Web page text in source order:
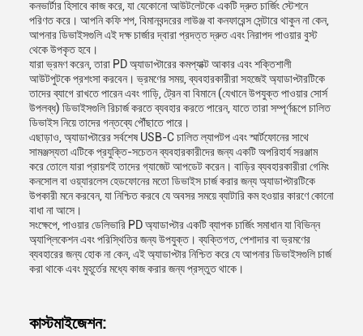
কনভার্টার হিসাবে কাজ করে, যা যেকোনো আউটলেটকে একটি দ্রুত চার্জিং স্টেশনে
পরিণত করে। আপনি কফি শপ, বিমানবন্দরের লাউঞ্জ বা কনফারেন্স সেন্টারে থাকুন না কেন,
আপনার ডিভাইসগুলি এই দক্ষ চার্জার দ্বারা প্রদত্ত দ্রুত এবং নিরাপদ পাওয়ার বুস্ট
থেকে উপকৃত হবে।
যারা ভ্রমণ করেন, তারা PD অ্যাডাপ্টারের কমপ্যাক্ট আকার এবং শক্তিশালী
আউটপুটকে প্রশংসা করবেন। ভ্রমণের সময়, ব্যবহারকারীরা সহজেই অ্যাডাপ্টারটিকে
তাদের ব্যাগে রাখতে পারেন এবং গাড়ি, ট্রেন বা বিমানে (যেখানে উপযুক্ত পাওয়ার সোর্স
উপলব্ধ) ডিভাইসগুলি রিচার্জ করতে ব্যবহার করতে পারেন, যাতে তারা সম্পূর্ণরূপে চালিত
ডিভাইস নিয়ে তাদের গন্তব্যে পৌঁছাতে পারে।
এছাড়াও, অ্যাডাপ্টারের সর্বশেষ USB-C চালিত ল্যাপটপ এবং স্মার্টফোনের সাথে
সামঞ্জস্যতা এটিকে প্রযুক্তি-সচেতন ব্যবহারকারীদের জন্য একটি অপরিহার্য সরঞ্জাম
করে তোলে যারা প্রায়শই তাদের গ্যাজেট আপডেট করেন। বাড়ির ব্যবহারকারীরা গেমিং
কনসোল বা ওয়্যারলেস হেডফোনের মতো ডিভাইস চার্জ করার জন্য অ্যাডাপ্টারটিকে
উপকারী মনে করবেন, যা নিশ্চিত করবে যে অবসর সময়ে ব্যাটারি কম হওয়ার কারণে কোনো
বাধা না আসে।
সংক্ষেপে, পাওয়ার ডেলিভারি PD অ্যাডাপ্টার একটি ব্যাপক চার্জিং সমাধান যা বিভিন্ন
অ্যাপ্লিকেশন এবং পরিস্থিতির জন্য উপযুক্ত। ব্যক্তিগত, পেশাদার বা ভ্রমণের
ব্যবহারের জন্য হোক না কেন, এই অ্যাডাপ্টার নিশ্চিত করে যে আপনার ডিভাইসগুলি চার্জ
করা থাকে এবং মুহূর্তের মধ্যে কাজ করার জন্য প্রস্তুত থাকে।
কাস্টমাইজেশন: